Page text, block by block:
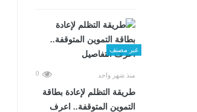
غير مصنف
منذ شهر واحد 0
طريقة التظلم لإعادة بطاقة
التموين المتوقفة.. اعرف